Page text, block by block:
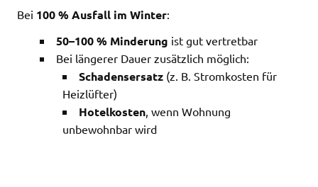
Bei 100 % Ausfall im Winter:
50–100 % Minderung ist gut vertretbar
Bei längerer Dauer zusätzlich möglich:
Schadensersatz (z. B. Stromkosten für
Heizlüfter)
Hotelkosten , wenn Wohnung
unbewohnbar wird